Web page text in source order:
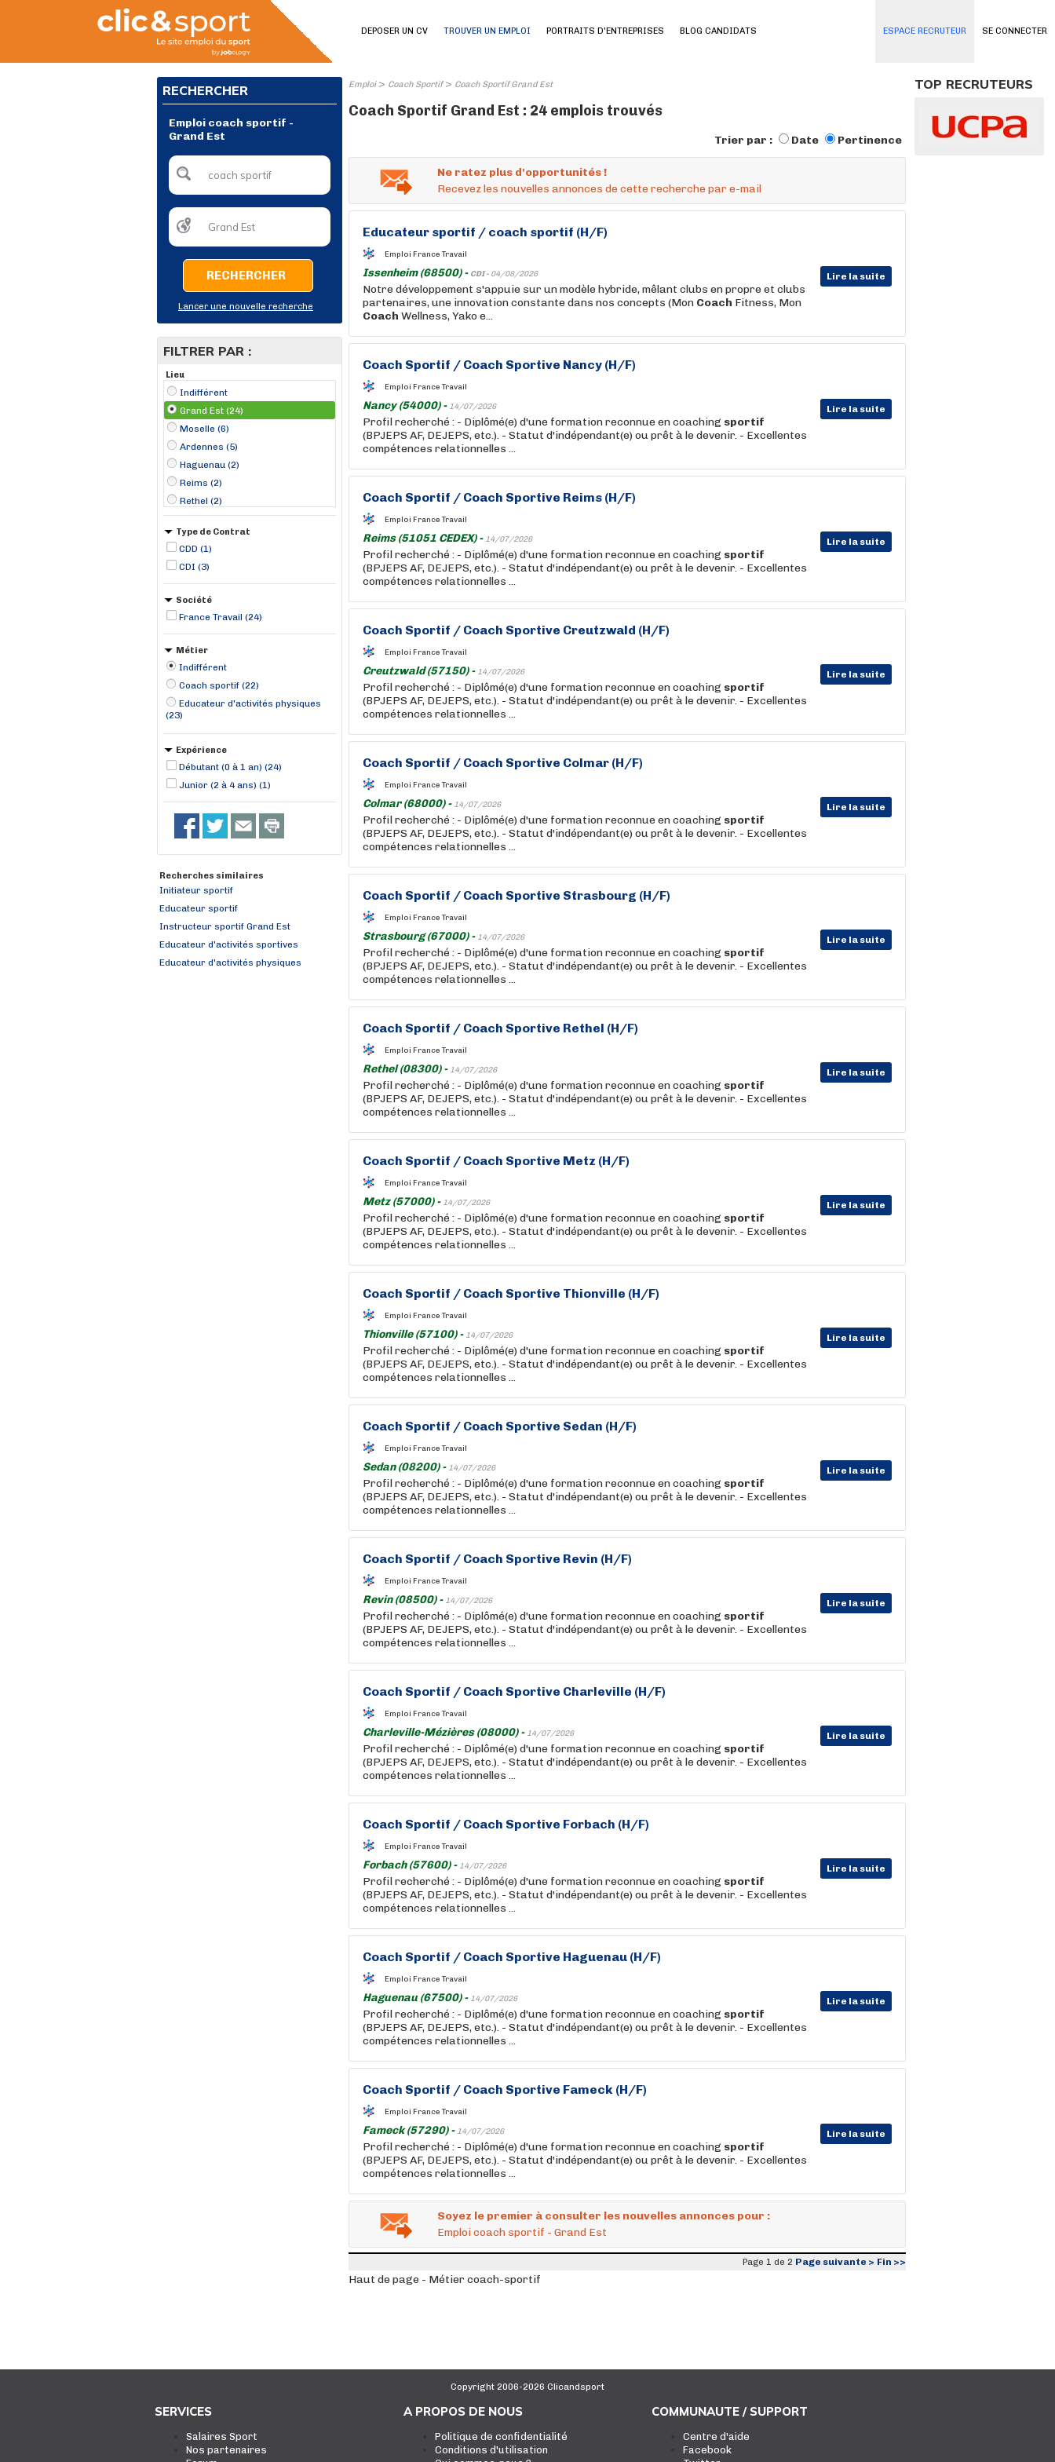
SE CONNECTER
DEPOSER UN CV TROUVER UN EMPLOI PORTRAITS D'ENTREPRISES BLOG CANDIDATS ESPACE RECRUTEUR
RECHERCHER
Emploi coach sportif -
Grand Est
RECHERCHER
Lancer une nouvelle recherche
FILTRER PAR :
Lieu
Indifférent
Grand Est (24)
Moselle (6)
Ardennes (5)
Haguenau (2)
Reims (2)
Rethel (2)
Thionville (2)
Charleville-Mézières (1)
Châlons-en-Champagne (1)
Colmar (1)
Type de Contrat
CDD (1)
CDI (3)
Société
France Travail (24)
Métier
Indifférent
Coach sportif (22)
Educateur d'activités physiques
(23)
Expérience
Débutant (0 à 1 an) (24)
Junior (2 à 4 ans) (1)
Recherches similaires
Initiateur sportif
Educateur sportif
Instructeur sportif Grand Est
Educateur d'activités sportives
Educateur d'activités physiques
Emploi> Coach Sportif> Coach Sportif Grand Est
Coach Sportif Grand Est : 24 emplois trouvés
Trier par : Date Pertinence
Ne ratez plus d'opportunités !
Recevez les nouvelles annonces de cette recherche par e-mail
Educateur sportif / coach sportif (H/F)
Emploi France Travail
Issenheim (68500) - CDI - 04/08/2026 Lire la suite
Notre développement s'appuie sur un modèle hybride, mêlant clubs en propre et clubs
partenaires, une innovation constante dans nos concepts (Mon Coach Fitness, Mon
Coach Wellness, Yako e...
Coach Sportif / Coach Sportive Nancy (H/F)
Emploi France Travail
Nancy (54000) - 14/07/2026 Lire la suite
Profil recherché : - Diplômé(e) d'une formation reconnue en coaching sportif
(BPJEPS AF, DEJEPS, etc.). - Statut d'indépendant(e) ou prêt à le devenir. - Excellentes
compétences relationnelles ...
Coach Sportif / Coach Sportive Reims (H/F)
Emploi France Travail
Reims (51051 CEDEX) - 14/07/2026 Lire la suite
Profil recherché : - Diplômé(e) d'une formation reconnue en coaching sportif
(BPJEPS AF, DEJEPS, etc.). - Statut d'indépendant(e) ou prêt à le devenir. - Excellentes
compétences relationnelles ...
Coach Sportif / Coach Sportive Creutzwald (H/F)
Emploi France Travail
Creutzwald (57150) - 14/07/2026 Lire la suite
Profil recherché : - Diplômé(e) d'une formation reconnue en coaching sportif
(BPJEPS AF, DEJEPS, etc.). - Statut d'indépendant(e) ou prêt à le devenir. - Excellentes
compétences relationnelles ...
Coach Sportif / Coach Sportive Colmar (H/F)
Emploi France Travail
Colmar (68000) - 14/07/2026 Lire la suite
Profil recherché : - Diplômé(e) d'une formation reconnue en coaching sportif
(BPJEPS AF, DEJEPS, etc.). - Statut d'indépendant(e) ou prêt à le devenir. - Excellentes
compétences relationnelles ...
Coach Sportif / Coach Sportive Strasbourg (H/F)
Emploi France Travail
Strasbourg (67000) - 14/07/2026 Lire la suite
Profil recherché : - Diplômé(e) d'une formation reconnue en coaching sportif
(BPJEPS AF, DEJEPS, etc.). - Statut d'indépendant(e) ou prêt à le devenir. - Excellentes
compétences relationnelles ...
Coach Sportif / Coach Sportive Rethel (H/F)
Emploi France Travail
Rethel (08300) - 14/07/2026 Lire la suite
Profil recherché : - Diplômé(e) d'une formation reconnue en coaching sportif
(BPJEPS AF, DEJEPS, etc.). - Statut d'indépendant(e) ou prêt à le devenir. - Excellentes
compétences relationnelles ...
Coach Sportif / Coach Sportive Metz (H/F)
Emploi France Travail
Metz (57000) - 14/07/2026 Lire la suite
Profil recherché : - Diplômé(e) d'une formation reconnue en coaching sportif
(BPJEPS AF, DEJEPS, etc.). - Statut d'indépendant(e) ou prêt à le devenir. - Excellentes
compétences relationnelles ...
Coach Sportif / Coach Sportive Thionville (H/F)
Emploi France Travail
Thionville (57100) - 14/07/2026 Lire la suite
Profil recherché : - Diplômé(e) d'une formation reconnue en coaching sportif
(BPJEPS AF, DEJEPS, etc.). - Statut d'indépendant(e) ou prêt à le devenir. - Excellentes
compétences relationnelles ...
Coach Sportif / Coach Sportive Sedan (H/F)
Emploi France Travail
Sedan (08200) - 14/07/2026 Lire la suite
Profil recherché : - Diplômé(e) d'une formation reconnue en coaching sportif
(BPJEPS AF, DEJEPS, etc.). - Statut d'indépendant(e) ou prêt à le devenir. - Excellentes
compétences relationnelles ...
Coach Sportif / Coach Sportive Revin (H/F)
Emploi France Travail
Revin (08500) - 14/07/2026 Lire la suite
Profil recherché : - Diplômé(e) d'une formation reconnue en coaching sportif
(BPJEPS AF, DEJEPS, etc.). - Statut d'indépendant(e) ou prêt à le devenir. - Excellentes
compétences relationnelles ...
Coach Sportif / Coach Sportive Charleville (H/F)
Emploi France Travail
Charleville-Mézières (08000) - 14/07/2026 Lire la suite
Profil recherché : - Diplômé(e) d'une formation reconnue en coaching sportif
(BPJEPS AF, DEJEPS, etc.). - Statut d'indépendant(e) ou prêt à le devenir. - Excellentes
compétences relationnelles ...
Coach Sportif / Coach Sportive Forbach (H/F)
Emploi France Travail
Forbach (57600) - 14/07/2026 Lire la suite
Profil recherché : - Diplômé(e) d'une formation reconnue en coaching sportif
(BPJEPS AF, DEJEPS, etc.). - Statut d'indépendant(e) ou prêt à le devenir. - Excellentes
compétences relationnelles ...
Coach Sportif / Coach Sportive Haguenau (H/F)
Emploi France Travail
Haguenau (67500) - 14/07/2026 Lire la suite
Profil recherché : - Diplômé(e) d'une formation reconnue en coaching sportif
(BPJEPS AF, DEJEPS, etc.). - Statut d'indépendant(e) ou prêt à le devenir. - Excellentes
compétences relationnelles ...
Coach Sportif / Coach Sportive Fameck (H/F)
Emploi France Travail
Fameck (57290) - 14/07/2026 Lire la suite
Profil recherché : - Diplômé(e) d'une formation reconnue en coaching sportif
(BPJEPS AF, DEJEPS, etc.). - Statut d'indépendant(e) ou prêt à le devenir. - Excellentes
compétences relationnelles ...
Soyez le premier à consulter les nouvelles annonces pour :
Emploi coach sportif - Grand Est
Page 1 de 2 Page suivante > Fin >>
Haut de page - Métier coach-sportif
TOP RECRUTEURS
Copyright 2006-2026 Clicandsport
SERVICES
Salaires Sport
Nos partenaires
A PROPOS DE NOUS
Politique de confidentialité
Conditions d'utilisation
COMMUNAUTE / SUPPORT
Centre d'aide
Facebook